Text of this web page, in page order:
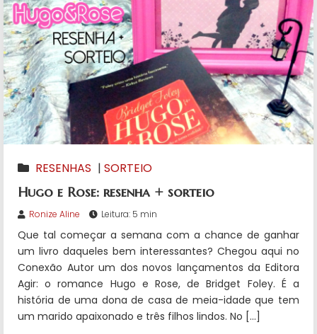
RESENHAS | SORTEIO
Hugo e Rose: resenha + sorteio
Ronize Aline Leitura: 5 min
Que tal começar a semana com a chance de ganhar
um livro daqueles bem interessantes? Chegou aqui no
Conexão Autor um dos novos lançamentos da Editora
Agir: o romance Hugo e Rose, de Bridget Foley. É a
história de uma dona de casa de meia-idade que tem
um marido apaixonado e três filhos lindos. No […]